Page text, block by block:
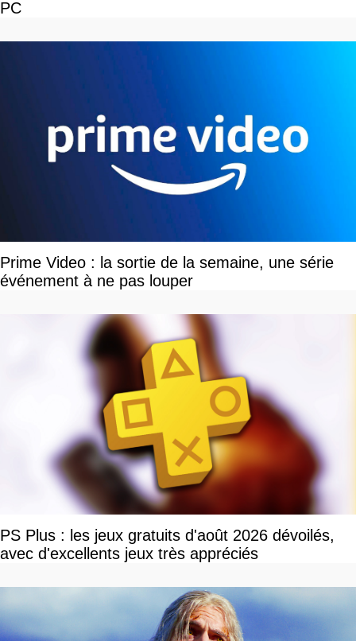
PC
Prime Video : la sortie de la semaine, une série
événement à ne pas louper
PS Plus : les jeux gratuits d'août 2026 dévoilés,
avec d'excellents jeux très appréciés